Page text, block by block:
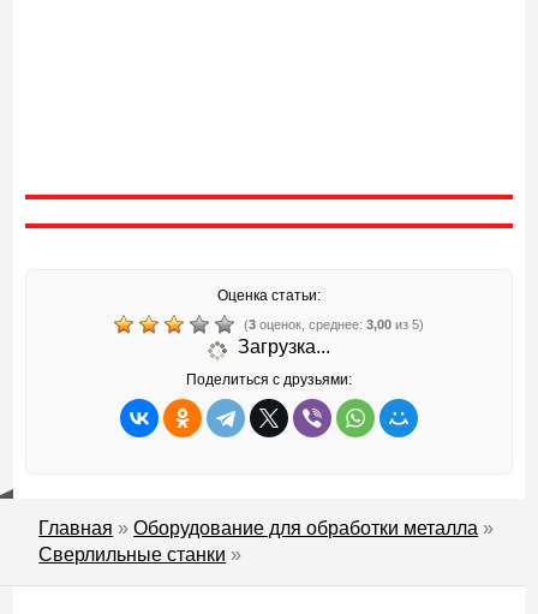
Оценка статьи:
(3 оценок, среднее: 3,00 из 5)
Загрузка...
Поделиться с друзьями:
Главная »Оборудование для обработки металла »
Сверлильные станки »